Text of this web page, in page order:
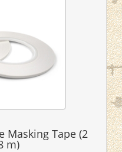
Masking Tape (2
m)